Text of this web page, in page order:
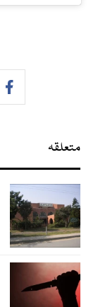
متعلقہ